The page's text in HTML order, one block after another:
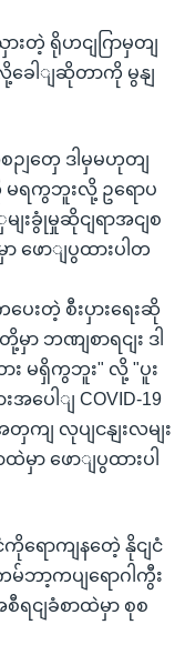
းတဲ့ ရိုဟငျဂြာမှတျ
လို့ခေါျဆိုတာကို မွနျ
ျတှေ ဒါမှမဟုတျ
မရကွဘူးလို့ ဥရောပ
းခွုံမှုဆိုငျရာအငျစ
ဖောျပွထားပါတ
ေးတဲ့ စီးပှားရေးဆို
ဘဏျစာရငျး ဒါ
း မရှိကွဘူး" လို့ "ပူး
းအပေါျ COVID-19
ျ လုပျငနျးလမျး
မှာ ဖောျပွထားပါ
ကိုရောကျနတေဲ့ နိုငျငံ
ာ့ကပျရောဂါကွီး
ငျခံစာထဲမှာ စုစ